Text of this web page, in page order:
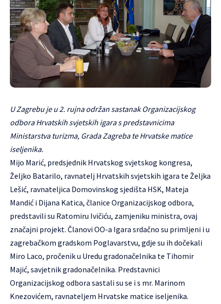
U Zagrebu je u 2. rujna održan sastanak Organizacijskog
odbora Hrvatskih svjetskih igara s predstavnicima
Ministarstva turizma, Grada Zagreba te Hrvatske matice
iseljenika.
Mijo Marić, predsjednik Hrvatskog svjetskog kongresa,
Željko Batarilo, ravnatelj Hrvatskih svjetskih igara te Željka
Lešić, ravnateljica Domovinskog sjedišta HSK, Mateja
Mandić i Dijana Katica, članice Organizacijskog odbora,
predstavili su Ratomiru Ivičiću, zamjeniku ministra, ovaj
značajni projekt. Članovi OO-a Igara srdačno su primljeni i u
zagrebačkom gradskom Poglavarstvu, gdje su ih dočekali
Miro Laco, pročenik u Uredu gradonačelnika te Tihomir
Majić, savjetnik gradonačelnika. Predstavnici
Organizacijskog odbora sastali su se i s mr. Marinom
Knezovićem, ravnateljem Hrvatske matice iseljenika.